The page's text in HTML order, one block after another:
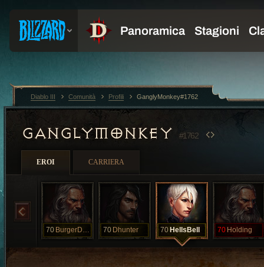
GANGLYMONKEY #1762
EROI CARRIERA
70 BurgerDreams 70 Dhunter 70 HellsBell 70 Holding
Diablo III Comunità Profili GanglyMonkey#1762